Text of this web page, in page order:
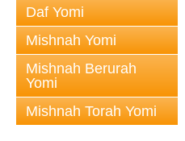
Daf Yomi
Mishnah Yomi
Mishnah Berurah
Yomi
Mishnah Torah Yomi